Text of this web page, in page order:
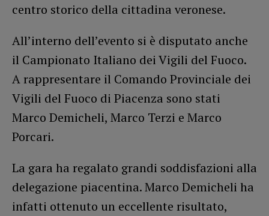
centro storico della cittadina veronese.
All’interno dell’evento si è disputato anche
il Campionato Italiano dei Vigili del Fuoco.
A rappresentare il Comando Provinciale dei
Vigili del Fuoco di Piacenza sono stati
Marco Demicheli, Marco Terzi e Marco
Porcari.
La gara ha regalato grandi soddisfazioni alla
delegazione piacentina. Marco Demicheli ha
infatti ottenuto un eccellente risultato,